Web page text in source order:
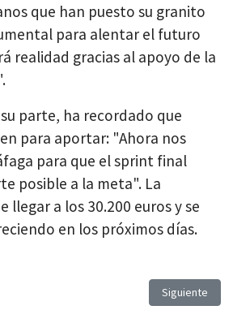
que han puesto su granito
para alentar el futuro
realidad gracias al apoyo de la
parte, ha recordado que
para aportar: "Ahora nos
para que el sprint final
posible a la meta". La
llegar a los 30.200 euros y se
en los próximos días.
mejorando las alianzas a favor de las
Artículo
Siguiente